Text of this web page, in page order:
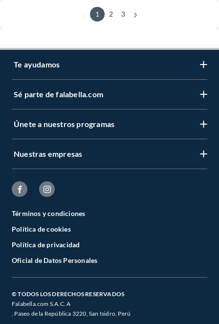
1 2 3
Te ayudamos
Sé parte de falabella.com
Únete a nuestros programas
Nuestras empresas
Términos y condiciones
Política de cookies
Política de privacidad
Oficial de Datos Personales
© TODOS LOS DERECHOS RESERVADOS
Falabella.com S.A.C. A
. Paseo de la República 3220, San Isidro, Perú